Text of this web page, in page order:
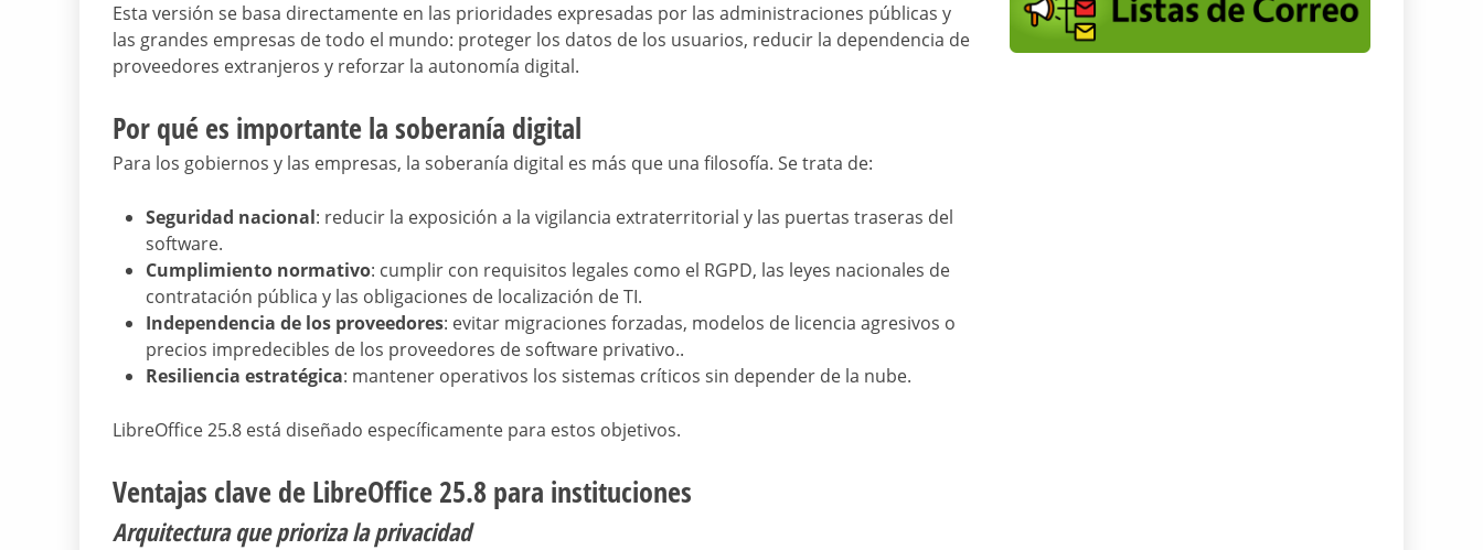
Esta versión se basa directamente en las prioridades expresadas por las administraciones públicas y
las grandes empresas de todo el mundo: proteger los datos de los usuarios, reducir la dependencia de
proveedores extranjeros y reforzar la autonomía digital.
Por qué es importante la soberanía digital
Para los gobiernos y las empresas, la soberanía digital es más que una filosofía. Se trata de:
Seguridad nacional: reducir la exposición a la vigilancia extraterritorial y las puertas traseras del
software.
Cumplimiento normativo: cumplir con requisitos legales como el RGPD, las leyes nacionales de
contratación pública y las obligaciones de localización de TI.
Independencia de los proveedores: evitar migraciones forzadas, modelos de licencia agresivos o
precios impredecibles de los proveedores de software privativo..
Resiliencia estratégica: mantener operativos los sistemas críticos sin depender de la nube.
LibreOffice 25.8 está diseñado específicamente para estos objetivos.
Ventajas clave de LibreOffice 25.8 para instituciones
Arquitectura que prioriza la privacidad